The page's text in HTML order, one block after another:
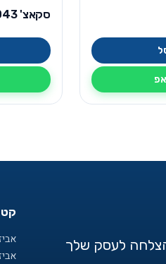
סקאצ' OS3043
לעסק שלך